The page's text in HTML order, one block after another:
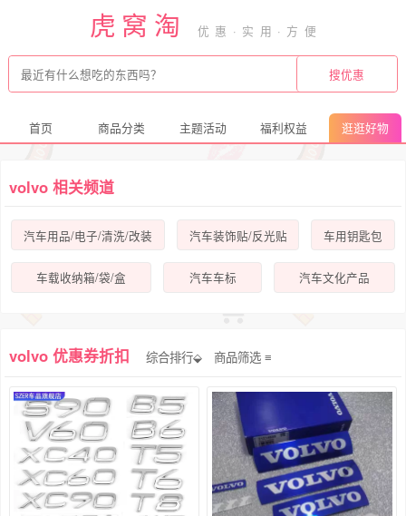
虎窝淘
首页 商品分类 主题活动 福利权益 逛逛好物
volvo 相关频道
汽车用品/电子/清洗/改装 汽车装饰贴/反光贴 车用钥匙包
车载收纳箱/袋/盒 汽车车标 汽车文化产品
volvo 优惠券折扣 综合排行⬙ 商品筛选